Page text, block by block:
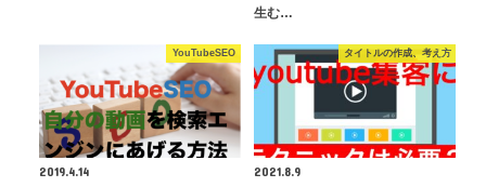
生む…
YouTubeSEO
2019.4.14
タイトルの作成、考え方
2021.8.9